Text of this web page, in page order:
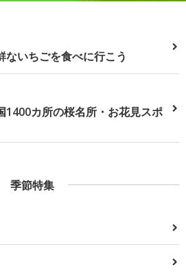
いちごを食べに行こう
1400カ所の桜名所・お花見スポ
季節特集